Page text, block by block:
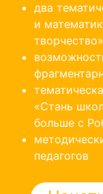
два
и
творчество»
«Стань
больше с
педагогов